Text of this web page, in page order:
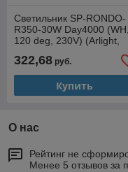
Светильник SP-RONDO-
R350-30W Day4000 (WH,
120 deg, 230V) (Arlight,
322,68 руб.
Купить
О нас
Рейтинг не
Менее 5 отзывов за